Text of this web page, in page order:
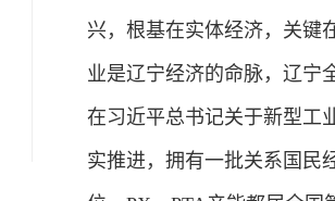
兴，根基在实体经济，关键
业是辽宁经济的命脉，辽宁
在习近平总书记关于新型工
实推进，拥有一批关系国民